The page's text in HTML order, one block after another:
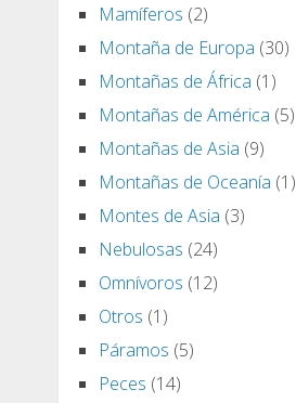
Mamíferos (2)
Montaña de Europa (30)
Montañas de África (1)
Montañas de América (5)
Montañas de Asia (9)
Montañas de Oceanía (1)
Montes de Asia (3)
Nebulosas (24)
Omnívoros (12)
Otros (1)
Páramos (5)
Peces (14)